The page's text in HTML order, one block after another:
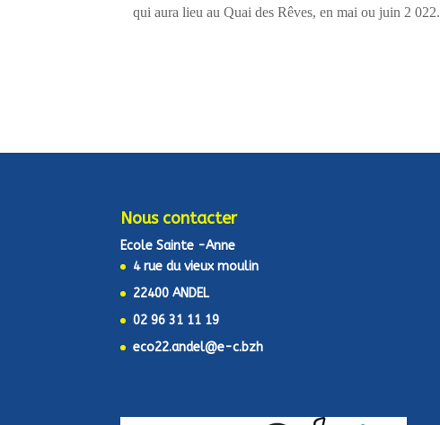
qui aura lieu au Quai des Rêves, en mai ou juin 2 022.
Nous contacter
Ecole Sainte -Anne
4 rue du vieux moulin
22400 ANDEL
02 96 31 11 19
eco22.andel@e-c.bzh